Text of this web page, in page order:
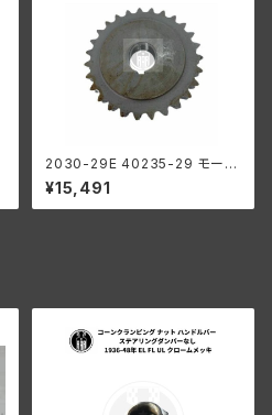
2030-29E 40235-29 モータ
ー スプロケット 27丁 ハーレー
ダビッドソン 1929-52年 DL W
L RL 陸王 サイドカー
¥15,491